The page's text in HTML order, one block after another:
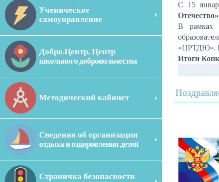
Ученическое
самоуправление
Добро.Центр. Центр
школьного добровольчества
Методический кабинет
Сведения об организации
отдыха и оздоровления детей
Страничка безопасности
С 15
Отечество»
В рамках
«ЦРТДЮ».
Итоги